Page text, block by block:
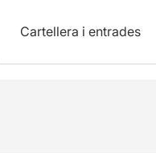
Cartellera i entrades
Opinions